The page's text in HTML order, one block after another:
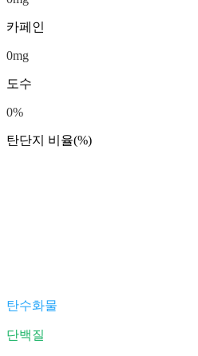
카페인
0mg
도수
0%
탄단지 비율(%)
탄수화물
단백질